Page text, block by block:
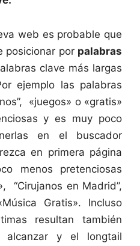
web es probable que
posicionar por palabras
clave más largas
ejemplo las palabras
«juegos» o «gratis»
y es muy poco
en el buscador
en primera página
menos pretenciosas
“Cirujanos en Madrid”,
Gratis». Incluso
resultan también
alcanzar y el longtail